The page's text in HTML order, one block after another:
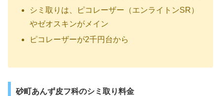
シミ取りは、ピコレーザー（エンライトンSR）
やゼオスキンがメイン
ピコレーザーが2千円台から
砂町あんず皮フ科のシミ取り料金